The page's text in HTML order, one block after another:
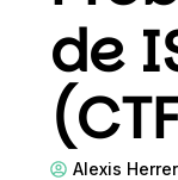
de
Alexis